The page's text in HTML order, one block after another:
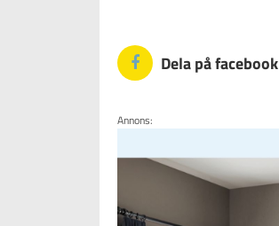
Dela på facebook
Annons: